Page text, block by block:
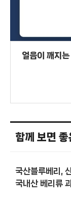
얼음이 깨지
함께 보면 좋
국산블루베리,
국내산 베리류